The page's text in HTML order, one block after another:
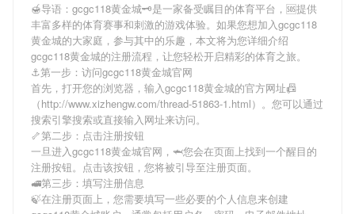
🍯导语： gcgc118黄金城🗝是一家备受瞩目的体育平台，🆘提供
丰富多样的体育赛事和刺激的游戏体验。如果您想加入gcgc118
黄金城的大家庭，参与其中的乐趣，本文将为您详细介绍
gcgc118黄金城的注册流程，让您轻松开启精彩的体育之旅。
⚓️第一步：访问gcgc118黄金城官网
首先，打开您的浏览器，输入gcgc118黄金城的官方网址📠
（http://www.xizhengw.com/thread-51863-1.html）。您可以通过
搜索引擎搜索或直接输入网址来访问。
🦴第二步：点击注册按钮
一旦进入gcgc118黄金城官网，🦈您会在页面上找到一个醒目的
注册按钮。点击该按钮，您将被引导至注册页面。
🚅第三步：填写注册信息
🍃在注册页面上，您需要填写一些必要的个人信息来创建